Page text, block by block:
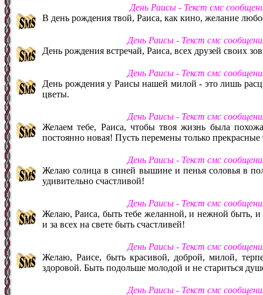
День Раисы - Текст смс
В день рождения твой, Раиса, как кино, желание
День Раисы - Текст смс
День рождения встречай, Раиса, всех друзей своих
День Раисы - Текст смс
День рождения у Раисы нашей милой - это лишь
цветы.
День Раисы - Текст смс
Желаем тебе, Раиса, чтобы твоя жизнь была
постоянно новая! Пусть перемены только
День Раисы - Текст смс
Желаю солнца в синей вышине и пенья соловья в
удивительно счастливой!
День Раисы - Текст смс
Желаю, Раиса, быть тебе желанной, и нежной быть,
и за всех на свете быть счастливей!
День Раисы - Текст смс
Желаю, Раисе, быть красивой, доброй, милой,
здоровой. Быть подольше молодой и не стариться
День Раисы - Текст смс